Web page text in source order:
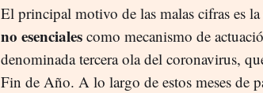
El principal motivo de las malas cifras es la
no esenciales como mecanismo de
denominada tercera ola del coronavirus,
Fin de Año. A lo largo de estos meses de